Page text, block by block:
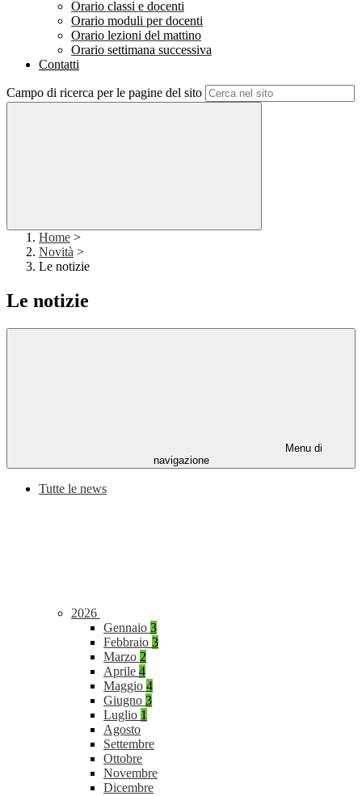
Orario classi e docenti
Orario moduli per docenti
Orario lezioni del mattino
Orario settimana successiva
Contatti
Campo di ricerca per le pagine del sito
Home >
Novità >
Le notizie
Le notizie
Menu di
navigazione
Tutte le news
2026
Gennaio 3
Febbraio 3
Marzo 2
Aprile 4
Maggio 4
Giugno 3
Luglio 1
Agosto
Settembre
Ottobre
Novembre
Dicembre